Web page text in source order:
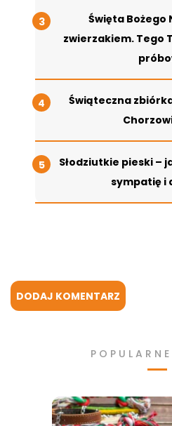
Święta Bożego
zwierzakiem. Tego
Świąteczna
Słodziutkie pieski –
sympatię i
DODAJ KOMENTARZ